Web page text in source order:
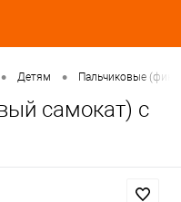
• Детям • Пальчиковые
самокат) с